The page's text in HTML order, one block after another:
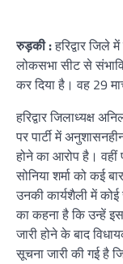
रुड़की :हरिद्वार
लोकसभा सीट से
कर दिया है। वह 29
हरिद्वार जिलाध्यक्ष
पर पार्टी में
होने का आरोप है।
सोनिया शर्मा को कई
उनकी कार्यशैली में
का कहना है कि उन्हें
जारी होने के बाद
सूचना जारी की गई है